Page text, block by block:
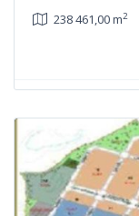
238 461,00 m2